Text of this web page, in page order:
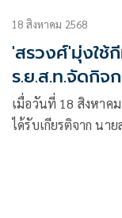
18 สิงหาคม 2568
'สรวงศ์'มุ่งใช้
ร.ย.ส.ท.จัดกิจ
เมื่อวันที่ 18 สิงหาค
ได้รับเกียรติจาก นา